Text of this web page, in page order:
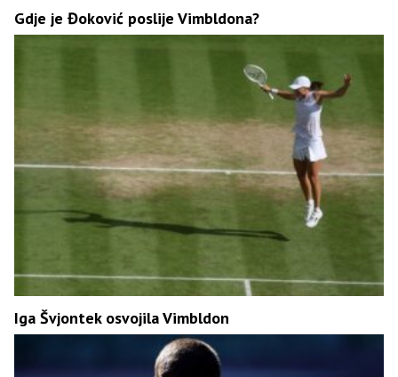
Gdje je Đoković poslije Vimbldona?
Iga Švjontek osvojila Vimbldon